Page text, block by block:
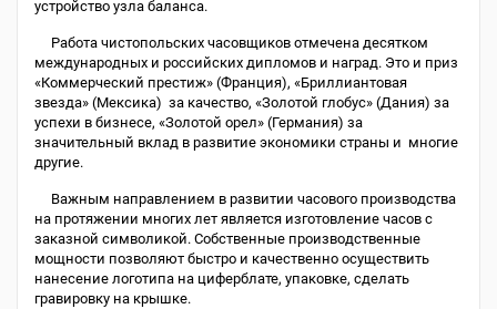
устройство узла баланса.
Работа чистопольских часовщиков отмечена десятком
международных и российских дипломов и наград. Это и приз
«Коммерческий престиж» (Франция), «Бриллиантовая
звезда» (Мексика) за качество, «Золотой глобус» (Дания) за
успехи в бизнесе, «Золотой орел» (Германия) за
значительный вклад в развитие экономики страны и многие
другие.
Важным направлением в развитии часового производства
на протяжении многих лет является изготовление часов с
заказной символикой. Собственные производственные
мощности позволяют быстро и качественно осуществить
нанесение логотипа на циферблате, упаковке, сделать
гравировку на крышке.